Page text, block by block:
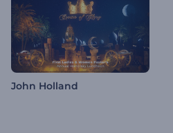
John Holland